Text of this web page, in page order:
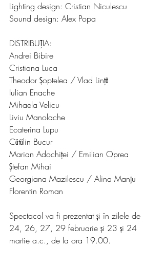
Lighting design: Cristian Niculescu
Sound design: Alex Popa
DISTRIBUȚIA:
Andrei Bibire
Cristiana Luca
Theodor Șoptelea / Vlad Lință
Iulian Enache
Mihaela Velicu
Liviu Manolache
Ecaterina Lupu
Cătălin Bucur
Marian Adochiței / Emilian Oprea
Ștefan Mihai
Georgiana Mazilescu / Alina Manțu
Florentin Roman
Spectacol va fi prezentat și în zilele de
24, 26, 27, 29 februarie și 23 și 24
martie a.c., de la ora 19.00.